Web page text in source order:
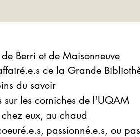
Berri et de Maisonneuve
de la Grande
du savoir
sur les corniches de l'UQAM
chez eux, au chaud
passionné.e.s, ou pas